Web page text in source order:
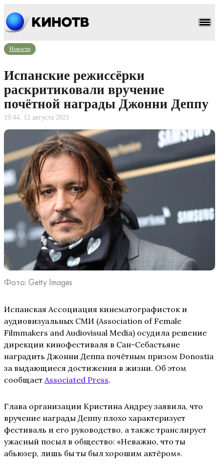
Новости
Испанские режиссёрки
раскритиковали вручение
почётной награды Джонни Деппу
19:44, 12 августа 2021
Фото: Getty Images
Испанская Ассоциация кинематографисток и
аудиовизуальных СМИ (Association of Female
Filmmakers and Audiovisual Media) осудила решение
дирекции кинофестиваля в Сан-Себастьяне
наградить Джонни Деппа почётным призом Donostia
за выдающиеся достижения в жизни. Об этом
сообщает Associated Press.
Глава организации Кристина Андреу заявила, что
вручение награды Деппу плохо характеризует
фестиваль и его руководство, а также транслирует
ужасный посыл в общество: «Неважно, что ты
абьюзер, лишь бы ты был хорошим актёром».